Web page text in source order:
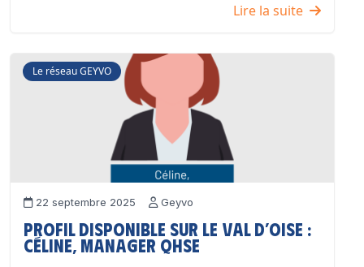
Lire la suite
Le réseau GEYVO
22 septembre 2025 Geyvo
Profil disponible sur le Val d’Oise :
Céline, Manager QHSE